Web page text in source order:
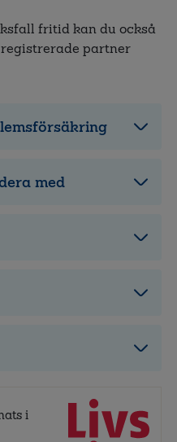
fritid kan du också
partner
med
i